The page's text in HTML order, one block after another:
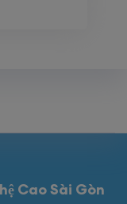
Cao Sài Gòn